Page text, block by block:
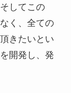
してこの
く、全ての
きたいとい
開発し、発